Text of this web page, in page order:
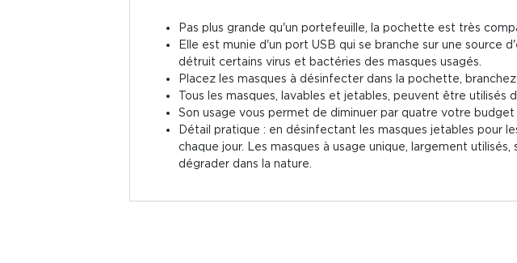
Pas plus grande qu'un portefeuille, la pochette est très
Elle est munie d'un port USB qui se branche sur une source
détruit certains virus et bactéries des masques usagés.
Placez les masques à désinfecter dans la pochette,
Tous les masques, lavables et jetables, peuvent être utilisés
Son usage vous permet de diminuer par quatre votre budget
Détail pratique : en désinfectant les masques jetables pour
chaque jour. Les masques à usage unique, largement
dégrader dans la nature.